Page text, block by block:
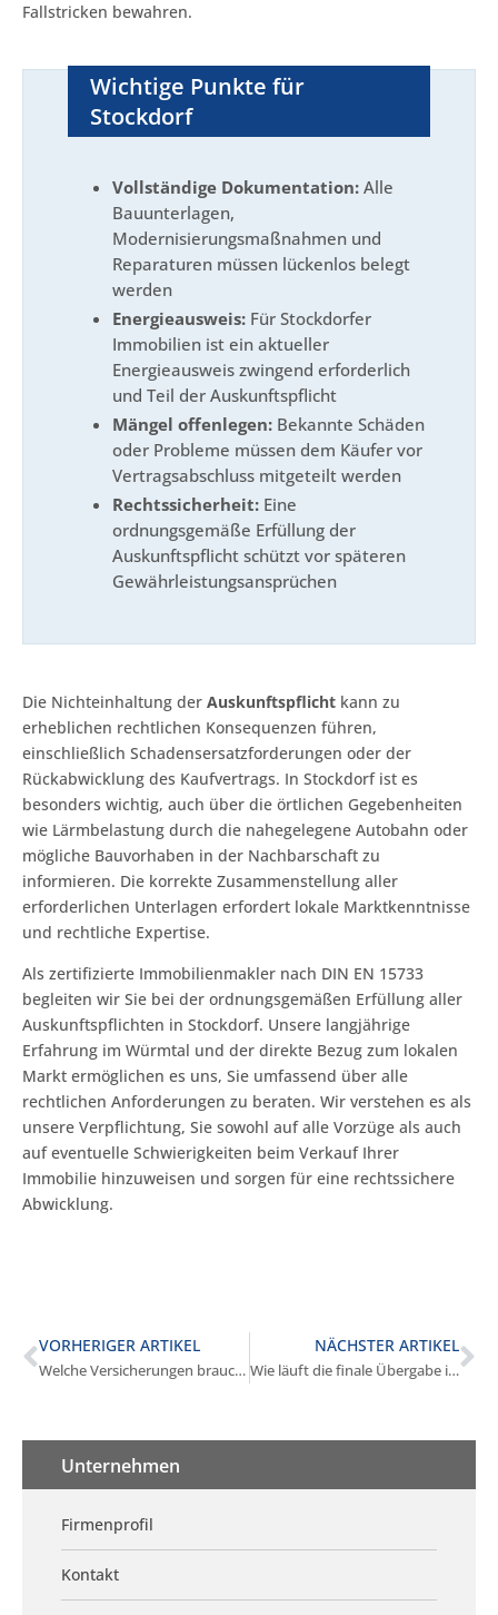
Fallstricken bewahren.
Wichtige Punkte für
Stockdorf
Vollständige Dokumentation:Alle
Bauunterlagen,
Modernisierungsmaßnahmen und
Reparaturen müssen lückenlos belegt
werden
Energieausweis: Für Stockdorfer
Immobilien ist ein aktueller
Energieausweis zwingend erforderlich
und Teil der Auskunftspflicht
Mängel offenlegen: Bekannte Schäden
oder Probleme müssen dem Käufer vor
Vertragsabschluss mitgeteilt werden
Rechtssicherheit: Eine
ordnungsgemäße Erfüllung der
Auskunftspflicht schützt vor späteren
Gewährleistungsansprüchen
Die Nichteinhaltung der Auskunftspflicht kann zu
erheblichen rechtlichen Konsequenzen führen,
einschließlich Schadensersatzforderungen oder der
Rückabwicklung des Kaufvertrags. In Stockdorf ist es
besonders wichtig, auch über die örtlichen Gegebenheiten
wie Lärmbelastung durch die nahegelegene Autobahn oder
mögliche Bauvorhaben in der Nachbarschaft zu
informieren. Die korrekte Zusammenstellung aller
erforderlichen Unterlagen erfordert lokale Marktkenntnisse
und rechtliche Expertise.
Als zertifizierte Immobilienmakler nach DIN EN 15733
begleiten wir Sie bei der ordnungsgemäßen Erfüllung aller
Auskunftspflichten in Stockdorf. Unsere langjährige
Erfahrung im Würmtal und der direkte Bezug zum lokalen
Markt ermöglichen es uns, Sie umfassend über alle
rechtlichen Anforderungen zu beraten. Wir verstehen es als
unsere Verpflichtung, Sie sowohl auf alle Vorzüge als auch
auf eventuelle Schwierigkeiten beim Verkauf Ihrer
Immobilie hinzuweisen und sorgen für eine rechtssichere
Abwicklung.
VORHERIGER ARTIKEL
Welche Versicherungen brauche ich bis zum Verkauf in Stockdorf?
NÄCHSTER ARTIKEL
Wie läuft die finale Übergabe in Stockdorf ab?
Unternehmen
Firmenprofil
Kontakt